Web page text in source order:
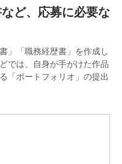
ど、応募に必要な
」「職務経歴書」を作成し
では、自身が手がけた作品
「ポートフォリオ」の提出